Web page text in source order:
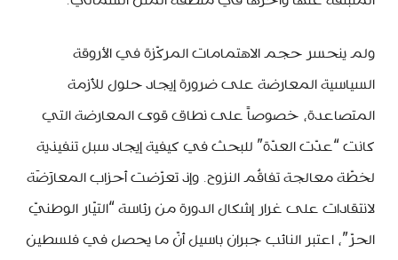
ولم ينحسر حجم الاهتمامات المركّزة في الأروقة
السياسية المعارضة على ضرورة إيجاد حلول للأزمة
المتصاعدة، خصوصاً على نطاق قوى المعارضة التي
كانت “عدّت العدّة” للبحث في كيفية إيجاد سبل تنفيذية
لخطّة معالجة تفاقُم النزوح. وإذ تعرّضت أحزاب المعارَضَة
لانتقادات على غرار إشكال الدورة من رئاسة “التيّار الوطنيّ
الحرّ”، اعتبر النائب جبران باسيل أنّ ما يحصل في فلسطين